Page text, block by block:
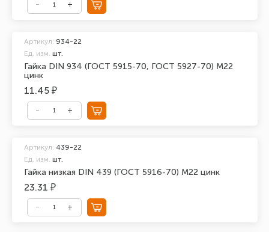
Гайка DIN 934 (ГОСТ 5915-70, ГОСТ 5927-70) М22
цинк
Артикул: 934-22
Ед. изм. шт.
11.45 ₽
Гайка низкая DIN 439 (ГОСТ 5916-70) М22 цинк
Артикул: 439-22
Ед. изм. шт.
23.31 ₽